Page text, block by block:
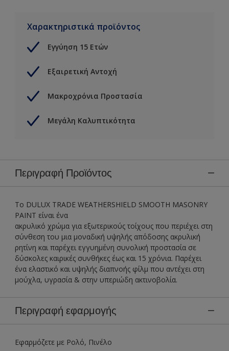
Χαρακτηριστικά προϊόντος
Εγγύηση 15 Ετών
Εξαιρετική Αντοχή
Μακροχρόνια Προστασία
Μεγάλη Καλυπτικότητα
Περιγραφή Προϊόντος
Το DULUX TRADE WEATHERSHIELD SMOOTH MASONRY
PAINT είναι ένα
ακρυλικό χρώμα για εξωτερικούς τοίχους που περιέχει στη
σύνθεση του μια μοναδική υψηλής απόδοσης ακρυλική
ρητίνη και παρέχει εγγυημένη συνολική προστασία σε
δύσκολες καιρικές συνθήκες έως και 15 χρόνια. Παρέχει
ένα ελαστικό και υψηλής διαπνοής φίλμ που αντέχει στη
μούχλα, υγρασία & στην υπεριώδη ακτινοβολία.
Περιγραφή εφαρμογής
Εφαρμόζετε με Ρολό, Πινέλο